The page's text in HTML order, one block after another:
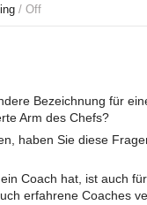
/ Off
Bezeichnung für
Arm des Chefs?
haben Sie diese
Coach hat, ist auch
erfahrene Coaches